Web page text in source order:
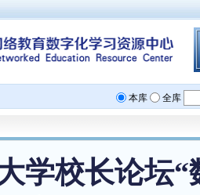
学校长论坛